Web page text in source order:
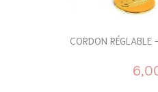
CORDON